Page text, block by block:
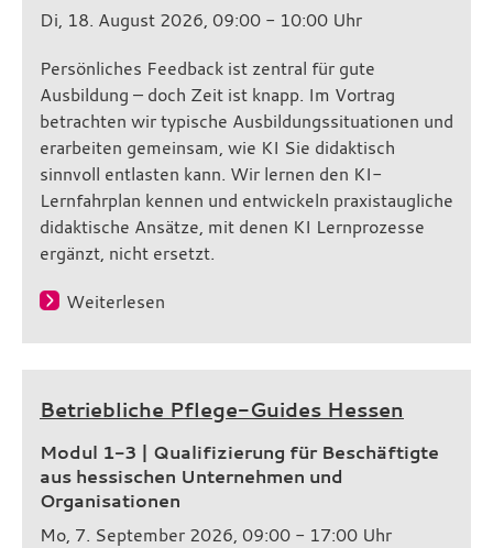
Di, 18. August 2026, 09:00 - 10:00 Uhr
Persönliches Feedback ist zentral für gute
Ausbildung – doch Zeit ist knapp. Im Vortrag
betrachten wir typische Ausbildungssituationen und
erarbeiten gemeinsam, wie KI Sie didaktisch
sinnvoll entlasten kann. Wir lernen den KI-
Lernfahrplan kennen und entwickeln praxistaugliche
didaktische Ansätze, mit denen KI Lernprozesse
ergänzt, nicht ersetzt.
Weiterlesen
Betriebliche Pflege-Guides Hessen
Modul 1-3 | Qualifizierung für Beschäftigte
aus hessischen Unternehmen und
Organisationen
Mo, 7. September 2026, 09:00 - 17:00 Uhr